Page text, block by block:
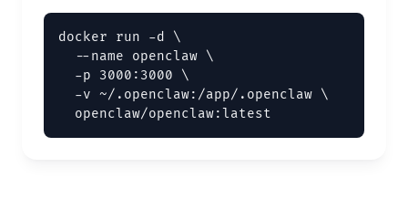
docker run -d \
  --name openclaw \
  -p 3000:3000 \
  -v ~/.openclaw:/app/.openclaw \
  openclaw/openclaw:latest